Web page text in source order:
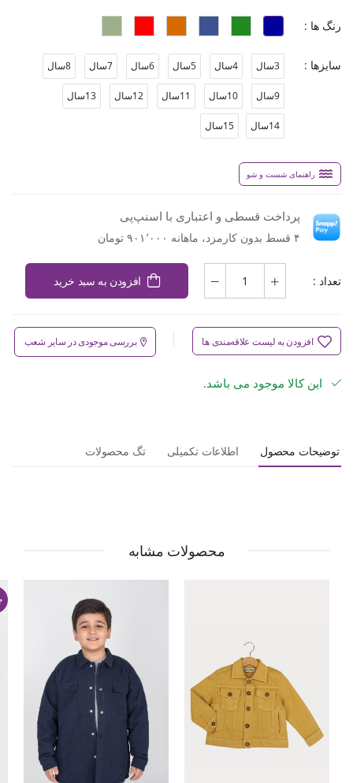
رنگ ها :
سایزها : 3سال 4سال 5سال 6سال 7سال 8سال
9سال 10سال 11سال 12سال 13سال
14سال 15سال
راهنمای شست و شو
پرداخت قسطی و اعتباری با اسنپ‌پی
۴ قسط بدون کارمزد، ماهانه ۹۰۱٬۰۰۰ تومان
تعداد : افزودن به سبد خرید
افزودن به لیست علاقه‌مندی ها بررسی موجودی در سایر شعب
این کالا موجود می باشد.
توضیحات محصول اطلاعات تکمیلی تگ محصولات
محصولات مشابه